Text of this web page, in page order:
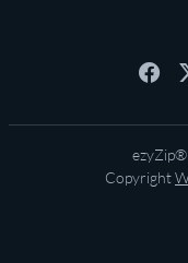
ezyZip®
Copyright